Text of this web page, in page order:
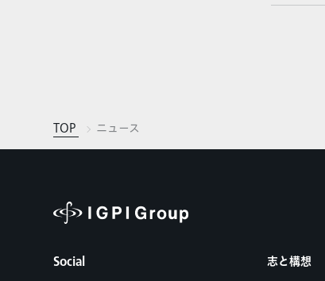
TOP ニュース
Social 志と構想